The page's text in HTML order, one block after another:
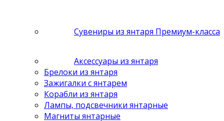
Сувениры из янтаря Премиум-класса
Аксессуары из янтаря
Брелоки из янтаря
Зажигалки с янтарем
Корабли из янтаря
Лампы, подсвечники янтарные
Магниты янтарные